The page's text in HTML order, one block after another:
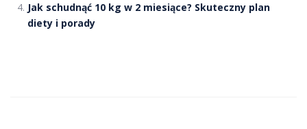
Jak schudnąć 10 kg w 2 miesiące? Skuteczny plan
diety i porady